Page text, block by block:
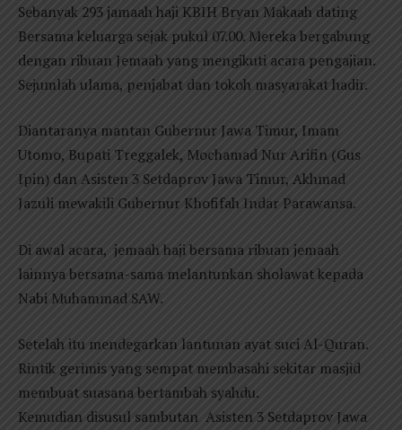
Sebanyak 293 jamaah haji KBIH Bryan Makaah dating
Bersama keluarga sejak pukul 07.00. Mereka bergabung
dengan ribuan Jemaah yang mengikuti acara pengajian.
Sejumlah ulama, penjabat dan tokoh masyarakat hadir.
Diantaranya mantan Gubernur Jawa Timur, Imam
Utomo, Bupati Treggalek, Mochamad Nur Arifin (Gus
Ipin) dan Asisten 3 Setdaprov Jawa Timur, Akhmad
Jazuli mewakili Gubernur Khofifah Indar Parawansa.
Di awal acara, jemaah haji bersama ribuan jemaah
lainnya bersama-sama melantunkan sholawat kepada
Nabi Muhammad SAW.
Setelah itu mendegarkan lantunan ayat suci Al-Quran.
Rintik gerimis yang sempat membasahi sekitar masjid
membuat suasana bertambah syahdu.
Kemudian disusul sambutan Asisten 3 Setdaprov Jawa